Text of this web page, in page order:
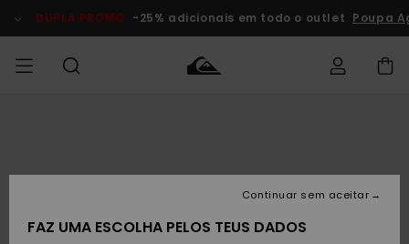
do
DUPLA PROMO -25% adicionais em todo o outlet Poupa
MENINO
MULHER
chegados
Crianças
Artigos
Criança
Devoluções
FAZ UMA ESCOLHA PELOS TEUS DADOS
Continuar sem aceitar